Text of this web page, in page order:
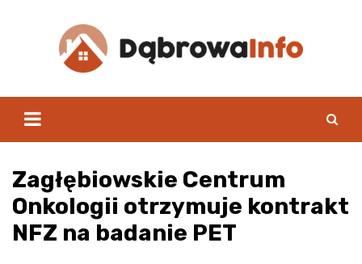
Zagłębiowskie Centrum
Onkologii otrzymuje kontrakt
NFZ na badanie PET